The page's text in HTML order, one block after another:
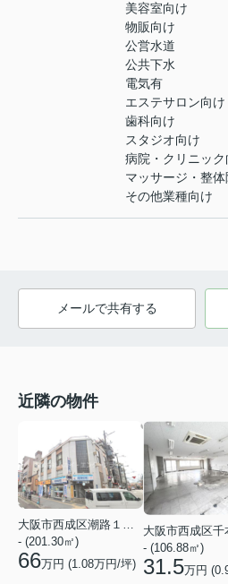
美容室向け
物販向け
公営水道
公共下水
電気有
エステサロン向け
歯科向け
スタジオ向け
病院・クリニック
マッサージ・整体
その他業種向け
メールで共有する
近隣の物件
大阪市西成区潮路１丁目
- (201.30㎡)
66万円 (1.08万円/坪)
- (106.88㎡)
31.5万円 (